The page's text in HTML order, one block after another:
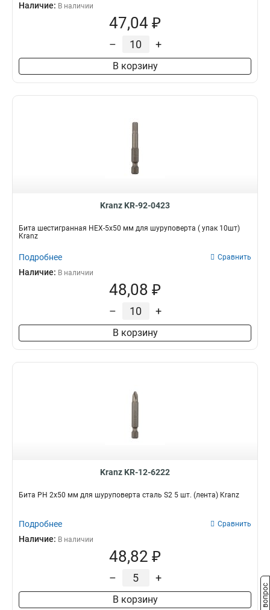
Наличие: В наличии
47,04 ₽
– +
В корзину
Kranz KR-92-0423
Бита шестигранная HEX-5х50 мм для шуруповерта ( упак 10шт)
Kranz
Подробнее Сравнить
Наличие: В наличии
48,08 ₽
– +
В корзину
Kranz KR-12-6222
Бита PH 2x50 мм для шуруповерта сталь S2 5 шт. (лента) Kranz
Подробнее Сравнить
Наличие: В наличии
48,82 ₽
– +
В корзину